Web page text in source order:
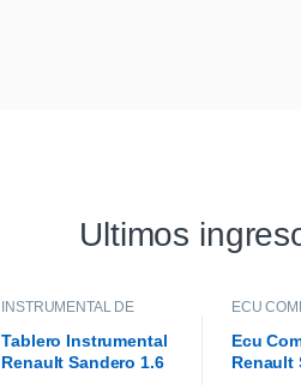
Ultimos
INSTRUMENTAL DE
Tablero Instrumental
Renault Sandero 1.6
ECU
Ecu
Renault